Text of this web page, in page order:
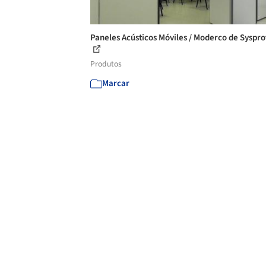
Paneles Acústicos Móviles / Moderco de
Produtos
Marcar